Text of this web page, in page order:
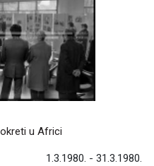
u Africi
1.3.1980. - 31.3.1980.